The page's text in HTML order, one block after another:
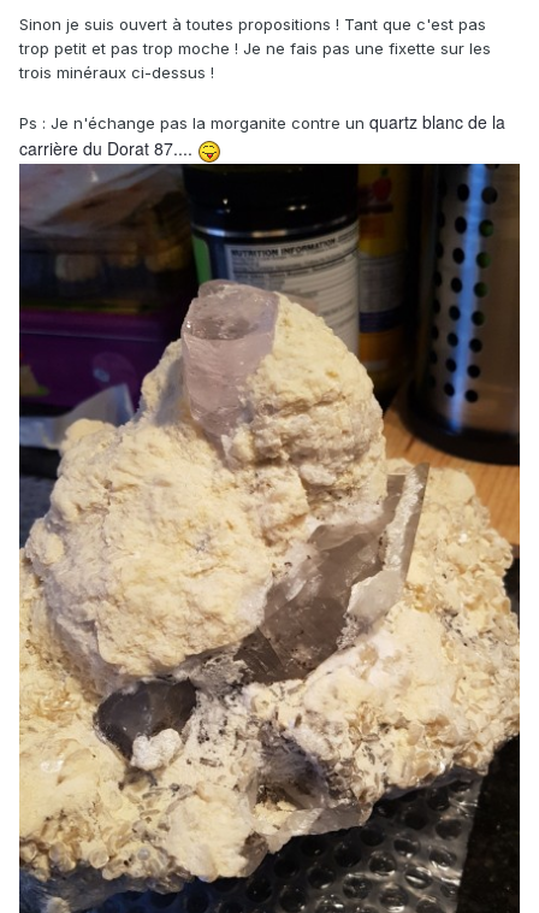
Sinon je suis ouvert à toutes propositions ! Tant que c'est pas
trop petit et pas trop moche ! Je ne fais pas une fixette sur les
trois minéraux ci-dessus !
Ps : Je n'échange pas la morganite contre un quartz blanc de la
carrière du Dorat 87....